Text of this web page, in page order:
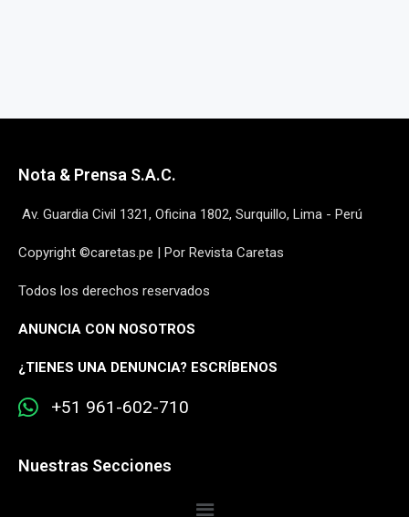
Nota & Prensa S.A.C.
Av. Guardia Civil 1321, Oficina 1802, Surquillo, Lima - Perú
Copyright ©caretas.pe | Por Revista Caretas
Todos los derechos reservados
ANUNCIA CON NOSOTROS
¿TIENES UNA DENUNCIA? ESCRÍBENOS
+51 961-602-710
Nuestras Secciones